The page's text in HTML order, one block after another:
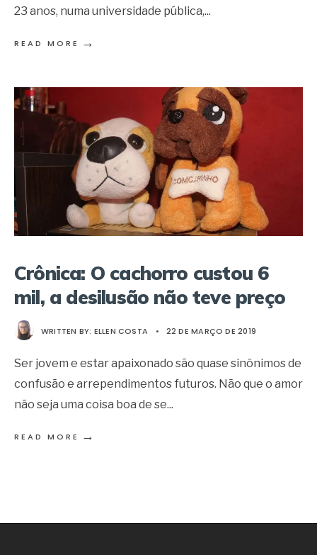
23 anos, numa universidade pública,...
READ MORE →
Crônica: O cachorro custou 6
mil, a desilusão não teve preço
WRITTEN BY: ELLEN COSTA • 22 DE MARÇO DE 2019
Ser jovem e estar apaixonado são quase sinônimos de
confusão e arrependimentos futuros. Não que o amor
não seja uma coisa boa de se...
READ MORE →